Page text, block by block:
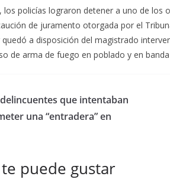
los policías lograron detener a uno de los
de juramento otorgada por el
quedó a disposición del magistrado
de arma de fuego en poblado y en
que intentaban
una “entradera” en
puede gustar